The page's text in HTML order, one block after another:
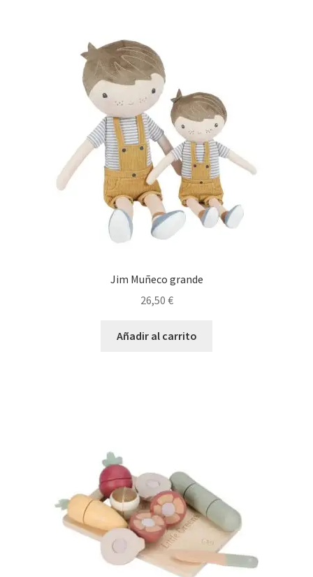
Jim Muñeco grande
26,50 €
Añadir al carrito